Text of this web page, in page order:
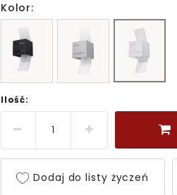
Kolor:
Ilość:
Dodaj do listy życzeń